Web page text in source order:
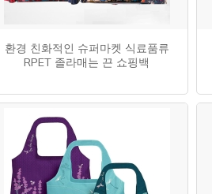
환경 친화적인 슈퍼마켓 식료품류
RPET 졸라매는 끈 쇼핑백